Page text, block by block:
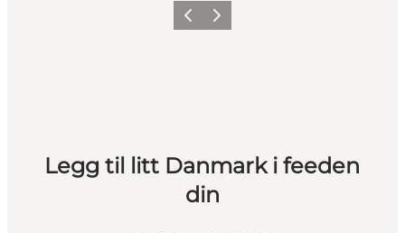
ForrigeNeste
Legg til litt Danmark i feeden
din